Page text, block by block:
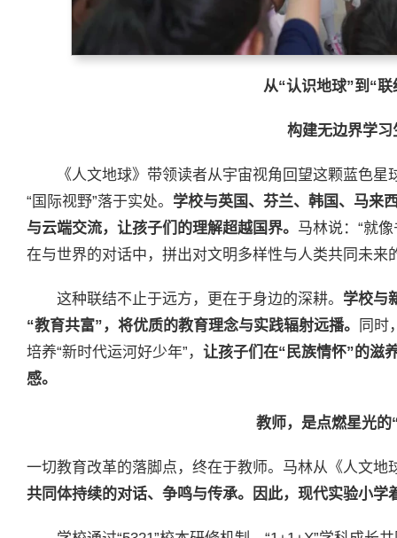
从“认识地球”到“联
构建无边界学习
《人文地球》带领读者从宇宙视角回望这颗蓝色
“国际视野”落于实处。 学校与英国、芬兰、韩国、马来
与云端交流，让孩子们的理解超越国界。 马林说：“就
在与世界的对话中，拼出对文明多样性与人类共同未来
这种联结不止于远方，更在于身边的深耕。 学校与
“教育共富”，将优质的教育理念与实践辐射远播。
同时
培养“新时代运河好少年”， 让孩子们在“民族情怀”的滋
感。
教师，是点燃星光的
一切教育改革的落脚点，终在于教师。马林从《人文地
共同体持续的对话、争鸣与传承。因此，现代实验小学